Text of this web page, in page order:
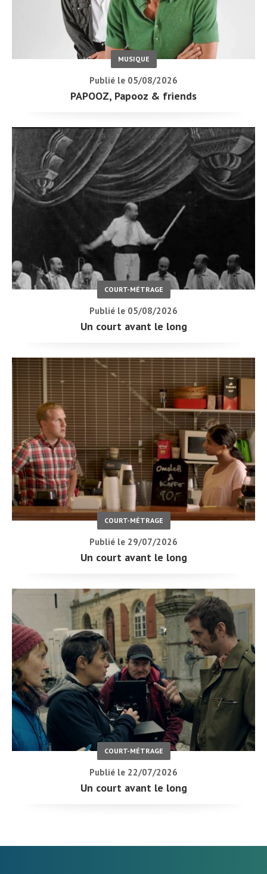
MUSIQUE
Publié le 05/08/2026
PAPOOZ, Papooz & friends
COURT-MÉTRAGE
Publié le 05/08/2026
Un court avant le long
COURT-MÉTRAGE
Publié le 29/07/2026
Un court avant le long
COURT-MÉTRAGE
Publié le 22/07/2026
Un court avant le long